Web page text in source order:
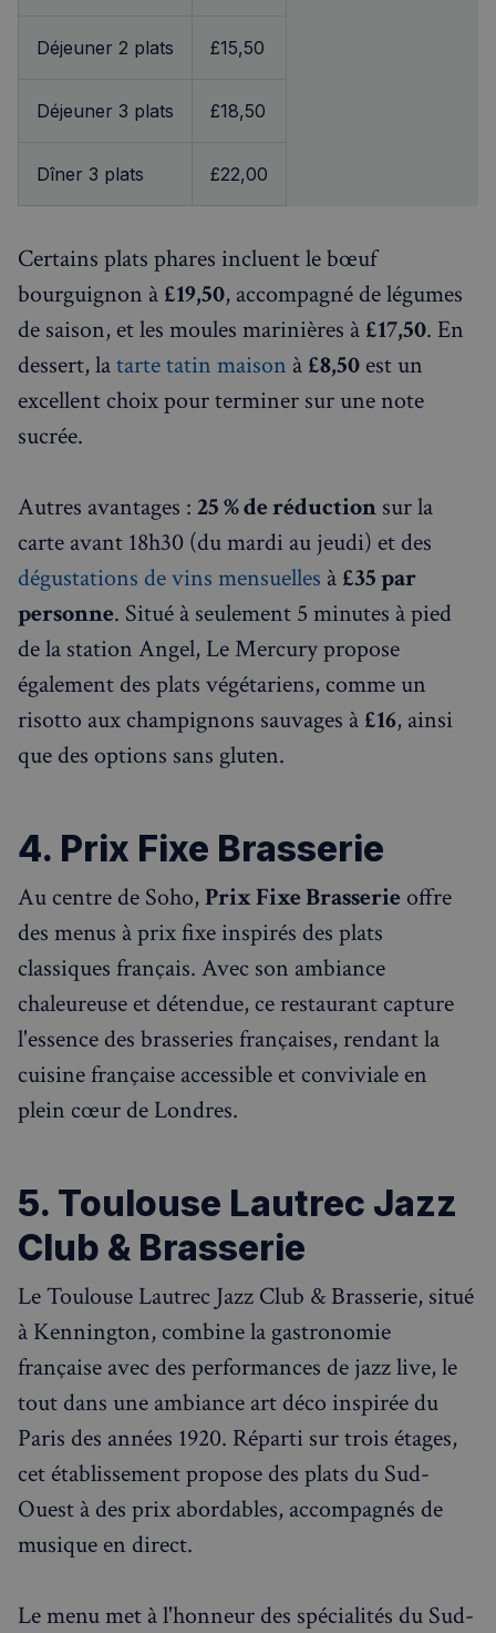
Déjeuner 2 plats £15,50
Déjeuner 3 plats £18,50
Dîner 3 plats £22,00
Certains plats phares incluent le bœuf
bourguignon à £19,50, accompagné de légumes
de saison, et les moules marinières à £17,50. En
dessert, latarte tatin maison à £8,50 est un
excellent choix pour terminer sur une note
sucrée.
Autres avantages : 25 % de réduction sur la
carte avant 18h30 (du mardi au jeudi) et des
dégustations de vins mensuelles à £35 par
personne. Situé à seulement 5 minutes à pied
de la station Angel, Le Mercury propose
également des plats végétariens, comme un
risotto aux champignons sauvages à £16, ainsi
que des options sans gluten.
4. Prix Fixe Brasserie
Au centre de Soho,Prix Fixe Brasserie offre
des menus à prix fixe inspirés des plats
classiques français. Avec son ambiance
chaleureuse et détendue, ce restaurant capture
l'essence des brasseries françaises, rendant la
cuisine française accessible et conviviale en
plein cœur de Londres.
5. Toulouse Lautrec Jazz
Club & Brasserie
Le Toulouse Lautrec Jazz Club & Brasserie, situé
à Kennington, combine la gastronomie
française avec des performances de jazz live, le
tout dans une ambiance art déco inspirée du
Paris des années 1920. Réparti sur trois étages,
cet établissement propose des plats du Sud-
Ouest à des prix abordables, accompagnés de
musique en direct.
Le menu met à l'honneur des spécialités du Sud-